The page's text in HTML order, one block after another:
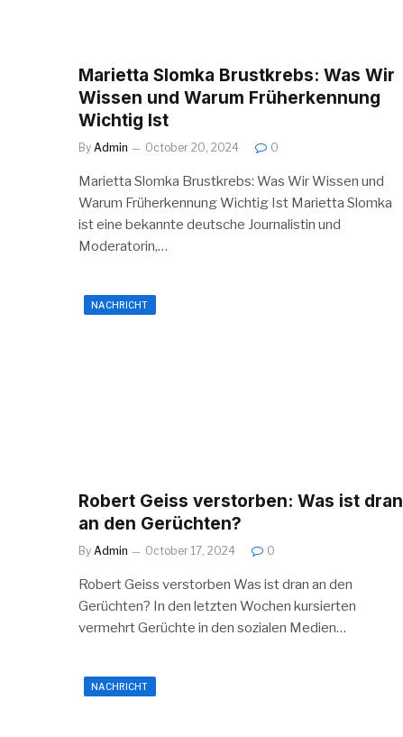
Marietta Slomka Brustkrebs: Was Wir
Wissen und Warum Früherkennung
Wichtig Ist
By Admin October 20, 2024 0
Marietta Slomka Brustkrebs: Was Wir Wissen und
Warum Früherkennung Wichtig Ist Marietta Slomka
ist eine bekannte deutsche Journalistin und
Moderatorin,…
NACHRICHT
Robert Geiss verstorben: Was ist dran
an den Gerüchten?
By Admin October 17, 2024 0
Robert Geiss verstorben Was ist dran an den
Gerüchten? In den letzten Wochen kursierten
vermehrt Gerüchte in den sozialen Medien…
NACHRICHT